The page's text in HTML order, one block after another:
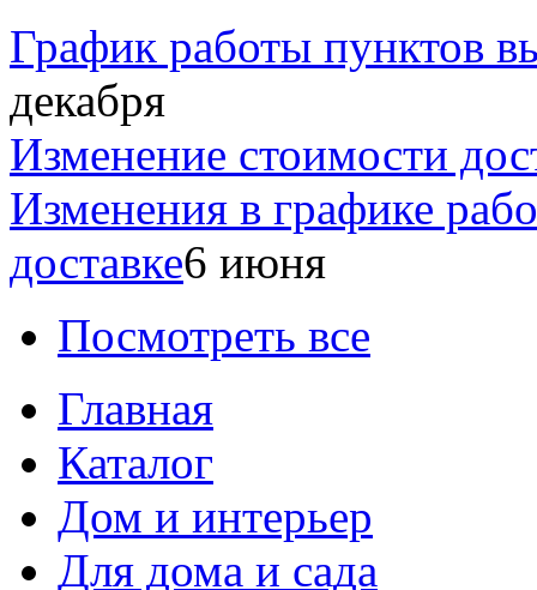
График работы пунктов
декабря
Изменение стоимости
Изменения в графике
доставке6 июня
Посмотреть все
Главная
Каталог
Дом и интерьер
Для дома и сада